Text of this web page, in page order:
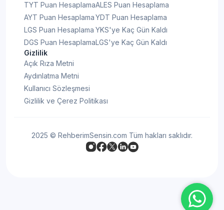
TYT Puan Hesaplama
AYT Puan Hesaplama
LGS Puan Hesaplama
DGS Puan Hesaplama
ALES Puan Hesaplama
YDT Puan Hesaplama
YKS'ye Kaç Gün Kaldı
LGS'ye Kaç Gün Kaldı
Gizlilik
Açık Rıza Metni
Aydınlatma Metni
Kullanıcı Sözleşmesi
Gizlilik ve Çerez Politikası
2025 © RehberimSensin.com Tüm hakları saklıdır.